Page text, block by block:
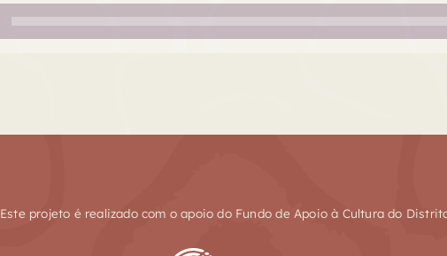
Este projeto é realizado com o apoio do Fundo de Apoio à Cultura do